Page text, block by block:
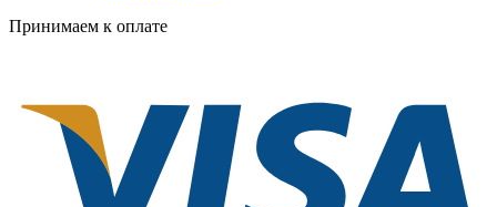
Принимаем к оплате